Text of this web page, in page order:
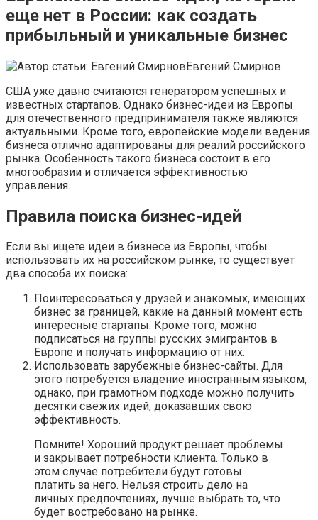
еще нет в России: как создать
прибыльный и уникальные бизнес
Евгений Смирнов
США уже давно считаются генератором успешных и
известных стартапов. Однако бизнес-идеи из Европы
для отечественного предпринимателя также являются
актуальными. Кроме того, европейские модели ведения
бизнеса отлично адаптированы для реалий российского
рынка. Особенность такого бизнеса состоит в его
многообразии и отличается эффективностью
управления.
Правила поиска бизнес-идей
Если вы ищете идеи в бизнесе из Европы, чтобы
использовать их на российском рынке, то существует
два способа их поиска:
Поинтересоваться у друзей и знакомых, имеющих
бизнес за границей, какие на данный момент есть
интересные стартапы. Кроме того, можно
подписаться на группы русских эмигрантов в
Европе и получать информацию от них.
Использовать зарубежные бизнес-сайты. Для
этого потребуется владение иностранным языком,
однако, при грамотном подходе можно получить
десятки свежих идей, доказавших свою
эффективность.
Помните! Хороший продукт решает проблемы
и закрывает потребности клиента. Только в
этом случае потребители будут готовы
платить за него. Нельзя строить дело на
личных предпочтениях, лучше выбрать то, что
будет востребовано на рынке.